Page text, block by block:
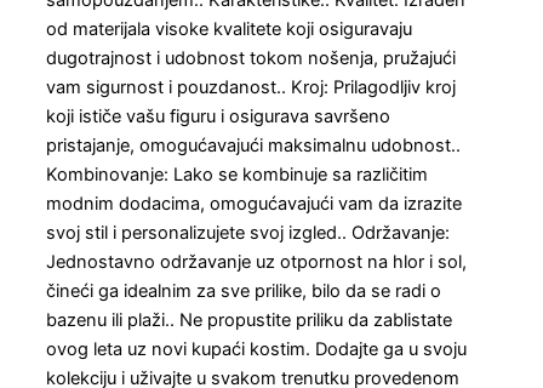
od materijala visoke kvalitete koji osiguravaju
dugotrajnost i udobnost tokom nošenja, pružajući
vam sigurnost i pouzdanost.. Kroj: Prilagodljiv kroj
koji ističe vašu figuru i osigurava savršeno
pristajanje, omogućavajući maksimalnu udobnost..
Kombinovanje: Lako se kombinuje sa različitim
modnim dodacima, omogućavajući vam da izrazite
svoj stil i personalizujete svoj izgled.. Održavanje:
Jednostavno održavanje uz otpornost na hlor i sol,
čineći ga idealnim za sve prilike, bilo da se radi o
bazenu ili plaži.. Ne propustite priliku da zablistate
ovog leta uz novi kupaći kostim. Dodajte ga u svoju
kolekciju i uživajte u svakom trenutku provedenom